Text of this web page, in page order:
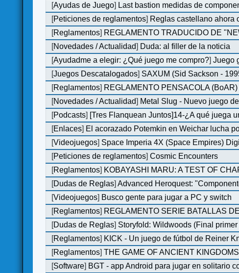
[Ayudas de Juego] Last bastion medidas de
[Peticiones de reglamentos] Reglas castellano ahora
[Reglamentos] REGLAMENTO TRADUCIDO DE
[Novedades / Actualidad] Duda: al filler de la noticia
[Ayudadme a elegir: ¿Qué juego me compro?]Juego
[Juegos Descatalogados] SAXUM (Sid Sackson -
[Reglamentos] REGLAMENTO PENSACOLA
[Novedades / Actualidad] Metal Slug - Nuevo juego
[Podcasts] [Tres Flanquean Juntos]14-¿A qué juega
[Enlaces] El acorazado Potemkin en Weichar lucha
[Videojuegos] Space Imperia 4X (Space Empires)
[Peticiones de reglamentos]Cosmic Encounters
[Reglamentos] KOBAYASHI MARU: A TEST OF
[Dudas de Reglas]Advanced Heroquest:
[Videojuegos] Busco gente para jugar a PC y switch
[Reglamentos] REGLAMENTO SERIE BATALLAS
[Dudas de Reglas] Storyfold: Wildwoods (Final
[Reglamentos] KICK - Un juego de fútbol de Reiner
[Reglamentos]THE GAME OF ANCIENT
[Software] BGT - app Android para jugar en solitario